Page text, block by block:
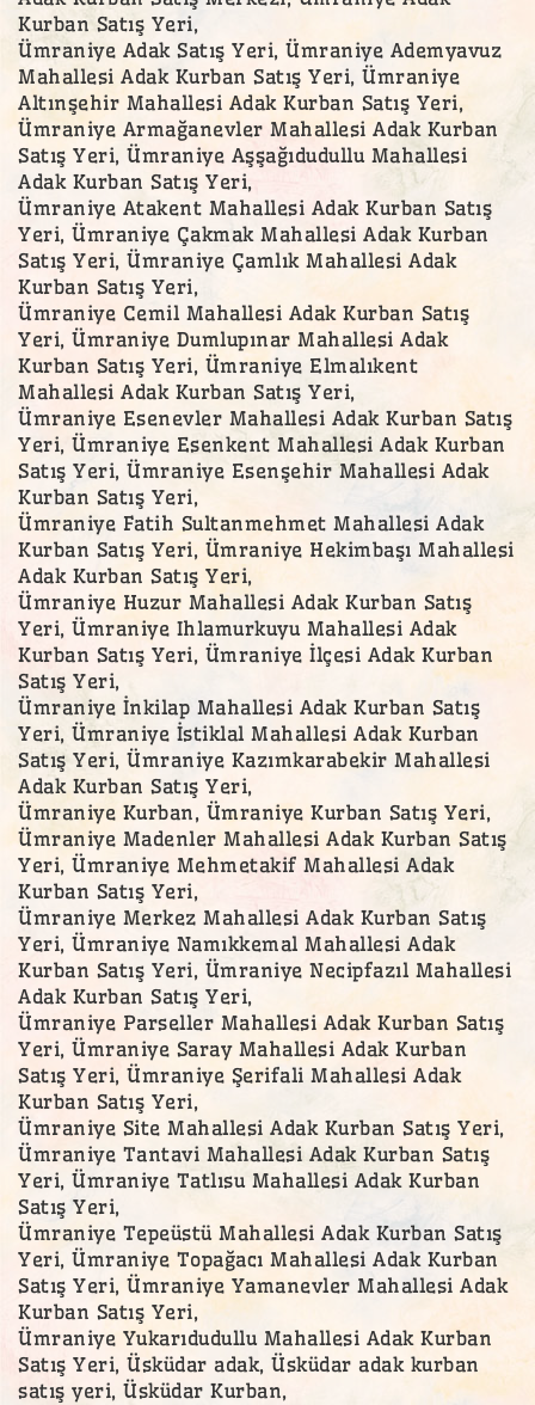
Kurban Satış Yeri,
Ümraniye Adak Satış Yeri, Ümraniye Ademyavuz
Mahallesi Adak Kurban Satış Yeri, Ümraniye
Altınşehir Mahallesi Adak Kurban Satış Yeri,
Ümraniye Armağanevler Mahallesi Adak Kurban
Satış Yeri, Ümraniye Aşşağıdudullu Mahallesi
Adak Kurban Satış Yeri,
Ümraniye Atakent Mahallesi Adak Kurban Satış
Yeri, Ümraniye Çakmak Mahallesi Adak Kurban
Satış Yeri, Ümraniye Çamlık Mahallesi Adak
Kurban Satış Yeri,
Ümraniye Cemil Mahallesi Adak Kurban Satış
Yeri, Ümraniye Dumlupınar Mahallesi Adak
Kurban Satış Yeri, Ümraniye Elmalıkent
Mahallesi Adak Kurban Satış Yeri,
Ümraniye Esenevler Mahallesi Adak Kurban Satış
Yeri, Ümraniye Esenkent Mahallesi Adak Kurban
Satış Yeri, Ümraniye Esenşehir Mahallesi Adak
Kurban Satış Yeri,
Ümraniye Fatih Sultanmehmet Mahallesi Adak
Kurban Satış Yeri, Ümraniye Hekimbaşı Mahallesi
Adak Kurban Satış Yeri,
Ümraniye Huzur Mahallesi Adak Kurban Satış
Yeri, Ümraniye Ihlamurkuyu Mahallesi Adak
Kurban Satış Yeri, Ümraniye İlçesi Adak Kurban
Satış Yeri,
Ümraniye İnkilap Mahallesi Adak Kurban Satış
Yeri, Ümraniye İstiklal Mahallesi Adak Kurban
Satış Yeri, Ümraniye Kazımkarabekir Mahallesi
Adak Kurban Satış Yeri,
Ümraniye Kurban, Ümraniye Kurban Satış Yeri,
Ümraniye Madenler Mahallesi Adak Kurban Satış
Yeri, Ümraniye Mehmetakif Mahallesi Adak
Kurban Satış Yeri,
Ümraniye Merkez Mahallesi Adak Kurban Satış
Yeri, Ümraniye Namıkkemal Mahallesi Adak
Kurban Satış Yeri, Ümraniye Necipfazıl Mahallesi
Adak Kurban Satış Yeri,
Ümraniye Parseller Mahallesi Adak Kurban Satış
Yeri, Ümraniye Saray Mahallesi Adak Kurban
Satış Yeri, Ümraniye Şerifali Mahallesi Adak
Kurban Satış Yeri,
Ümraniye Site Mahallesi Adak Kurban Satış Yeri,
Ümraniye Tantavi Mahallesi Adak Kurban Satış
Yeri, Ümraniye Tatlısu Mahallesi Adak Kurban
Satış Yeri,
Ümraniye Tepeüstü Mahallesi Adak Kurban Satış
Yeri, Ümraniye Topağacı Mahallesi Adak Kurban
Satış Yeri, Ümraniye Yamanevler Mahallesi Adak
Kurban Satış Yeri,
Ümraniye Yukarıdudullu Mahallesi Adak Kurban
Satış Yeri, Üsküdar adak, Üsküdar adak kurban
satış yeri, Üsküdar Kurban,